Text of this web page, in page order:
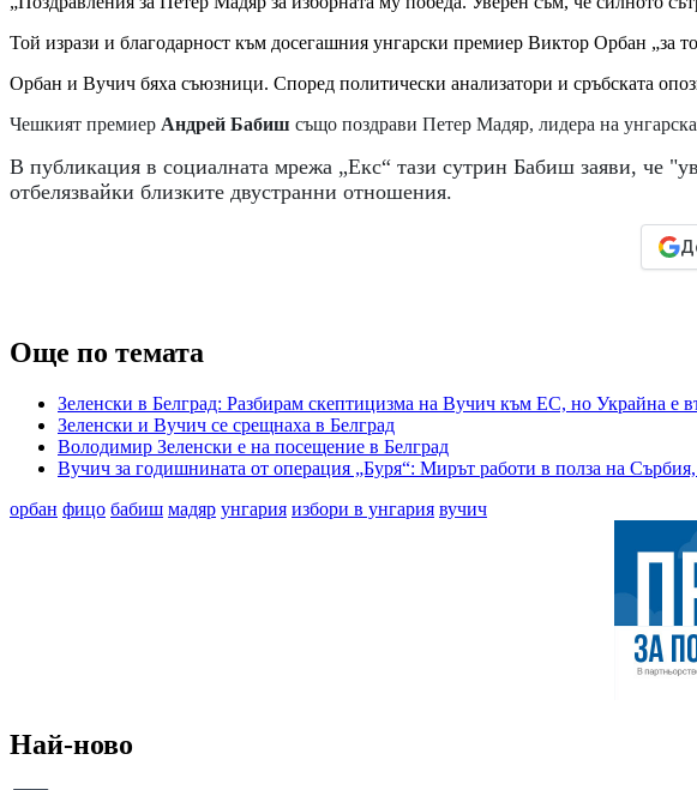
Той изрази и благодарност към досегашния унгарски премиер Виктор Орбан „за
Орбан и Вучич бяха съюзници. Според политически анализатори и сръбската
Чешкият премиер Андрей Бабиш също поздрави Петер Мадяр, лидера на
В публикация в социалната мрежа „Екс“ тази сутрин Бабиш заяви, че
отбелязвайки близките двустранни отношения.
Още по темата
Зеленски в Белград: Разбирам скептицизма на Вучич към ЕС, но Украйна е
Зеленски и Вучич се срещнаха в Белград
Володимир Зеленски е на посещение в Белград
Вучич за годишнината от операция „Буря“: Мирът работи в полза на
орбан фицо бабиш мадяр унгария избори в унгария вучич
Най-ново